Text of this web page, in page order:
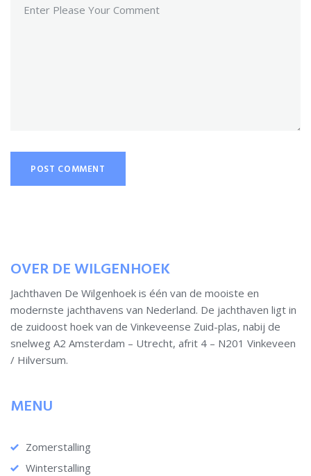
OVER DE WILGENHOEK
Jachthaven De Wilgenhoek is één van de mooiste en
modernste jachthavens van Nederland. De jachthaven ligt in
de zuidoost hoek van de Vinkeveense Zuid-plas, nabij de
snelweg A2 Amsterdam – Utrecht, afrit 4 – N201 Vinkeveen
/ Hilversum.
MENU
Zomerstalling
Winterstalling